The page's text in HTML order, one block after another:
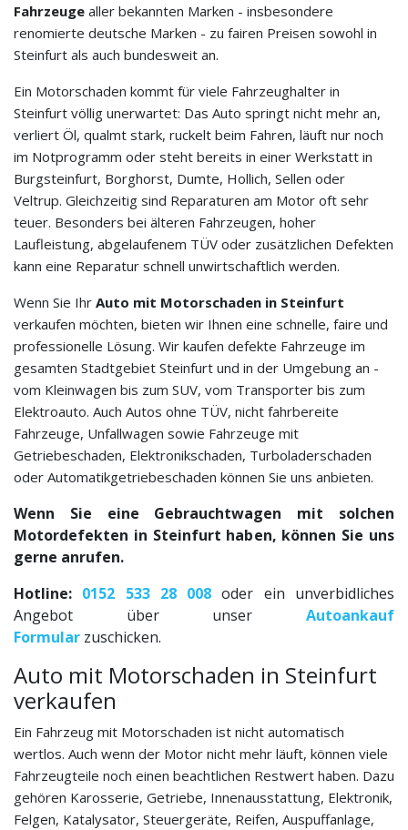
Fahrzeuge aller bekannten Marken - insbesondere
renomierte deutsche Marken - zu fairen Preisen sowohl in
Steinfurt als auch bundesweit an.
Ein Motorschaden kommt für viele Fahrzeughalter in
Steinfurt völlig unerwartet: Das Auto springt nicht mehr an,
verliert Öl, qualmt stark, ruckelt beim Fahren, läuft nur noch
im Notprogramm oder steht bereits in einer Werkstatt in
Burgsteinfurt, Borghorst, Dumte, Hollich, Sellen oder
Veltrup. Gleichzeitig sind Reparaturen am Motor oft sehr
teuer. Besonders bei älteren Fahrzeugen, hoher
Laufleistung, abgelaufenem TÜV oder zusätzlichen Defekten
kann eine Reparatur schnell unwirtschaftlich werden.
Wenn Sie Ihr Auto mit Motorschaden in Steinfurt
verkaufen möchten, bieten wir Ihnen eine schnelle, faire und
professionelle Lösung. Wir kaufen defekte Fahrzeuge im
gesamten Stadtgebiet Steinfurt und in der Umgebung an -
vom Kleinwagen bis zum SUV, vom Transporter bis zum
Elektroauto. Auch Autos ohne TÜV, nicht fahrbereite
Fahrzeuge, Unfallwagen sowie Fahrzeuge mit
Getriebeschaden, Elektronikschaden, Turboladerschaden
oder Automatikgetriebeschaden können Sie uns anbieten.
Wenn Sie eine Gebrauchtwagen mit solchen
Motordefekten in Steinfurt haben, können Sie uns
gerne anrufen.
Hotline: 0152 533 28 008 oder ein unverbidliches
Angebot über unser Autoankauf
Formular zuschicken.
Auto mit Motorschaden in Steinfurt
verkaufen
Ein Fahrzeug mit Motorschaden ist nicht automatisch
wertlos. Auch wenn der Motor nicht mehr läuft, können viele
Fahrzeugteile noch einen beachtlichen Restwert haben. Dazu
gehören Karosserie, Getriebe, Innenausstattung, Elektronik,
Felgen, Katalysator, Steuergeräte, Reifen, Auspuffanlage,